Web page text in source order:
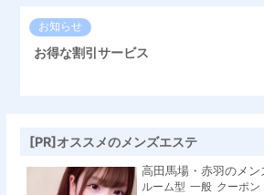
お知らせ
お得な割引サービス
[PR]オススメのメンズエステ
高田馬場・赤羽のメ
ルーム型 一般 クーポン